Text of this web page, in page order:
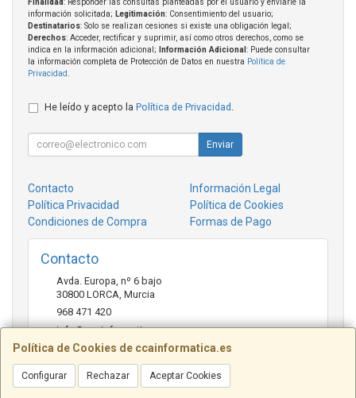
Política de Cookies de ccainformatica.es
Configurar Rechazar Aceptar Cookies
información solicitada; Legitimación: Consentimiento del usuario;
Destinatarios: Solo se realizan cesiones si existe una obligación legal;
Derechos: Acceder, rectificar y suprimir, así como otros derechos, como se
indica en la información adicional;
Información Adicional : Puede consultar
la información completa de Protección de Datos en nuestra Política de
Privacidad
He leído y acepto la Política de Privacidad
Enviar
Contacto
Información Legal
Política Privacidad
Política de Cookies
Condiciones de Compra
Formas de Pago
Contacto
Avda. Europa, nº 6 bajo
30800 LORCA Murcia
968 471 420
info@ccainformatica.es
Horario